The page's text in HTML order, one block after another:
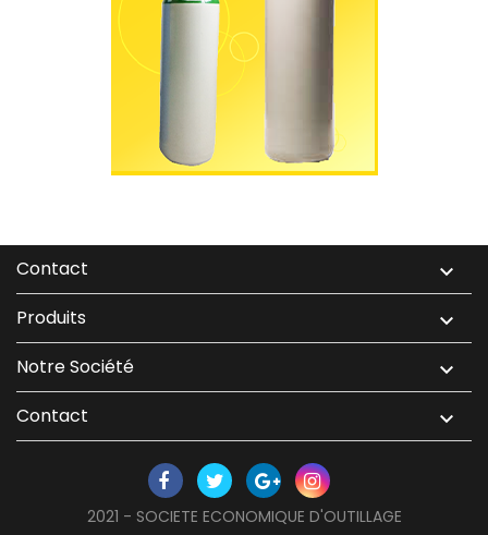
Contact 
Produits 
Notre Société 
Contact 
2021 - SOCIETE ECONOMIQUE D'OUTILLAGE